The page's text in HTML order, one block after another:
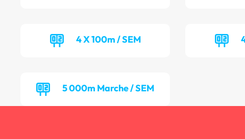
4 X 100m / SEM
5 000m Marche / SEM